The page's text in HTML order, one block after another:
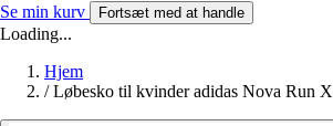
Se min kurv Fortsæt med at handle
Loading...
Hjem
/ Løbesko til kvinder adidas Nova Run X